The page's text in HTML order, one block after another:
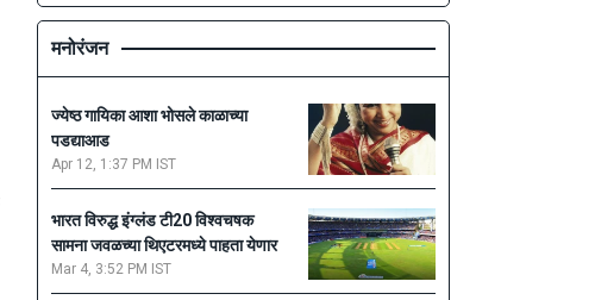
मनोरंजन
ज्येष्ठ गायिका आशा भोसले काळाच्या
पडद्याआड
Apr 12, 1:37 PM IST
भारत विरुद्ध इंग्लंड टी20 विश्वचषक
सामना जवळच्या थिएटरमध्ये पाहता येणार
Mar 4, 3:52 PM IST